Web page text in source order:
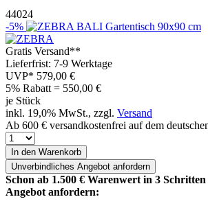
44024
-5%
Gratis Versand**
Lieferfrist: 7-9 Werktage
UVP* 579,00 €
5% Rabatt = 550,00 €
je Stück
inkl. 19,0% MwSt., zzgl. Versand
Ab 600 € versandkostenfrei auf dem
In den Warenkorb
Unverbindliches Angebot anfordern
Schon ab 1.500 € Warenwert in 3
Angebot anfordern: